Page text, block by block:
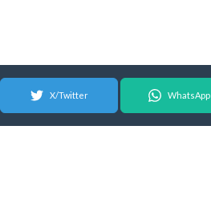
X/Twitter WhatsApp